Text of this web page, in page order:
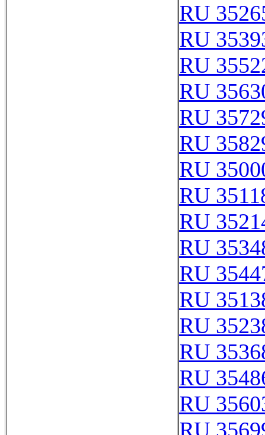
RU
RU
RU
RU
RU
RU
RU
RU
RU
RU
RU
RU
RU
RU
RU
RU
RU